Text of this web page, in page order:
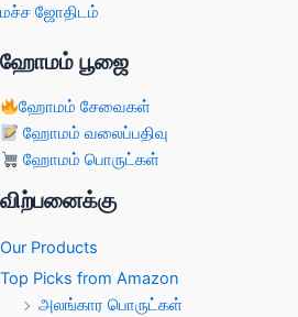
மச்ச ஜோதிடம்
ஹோமம் பூஜை
ஹோமம் சேவைகள்
ஹோமம் வலைப்பதிவு
ஹோமம் பொருட்கள்
விற்பனைக்கு
Our Products
Top Picks from Amazon
அலங்கார பொருட்கள்